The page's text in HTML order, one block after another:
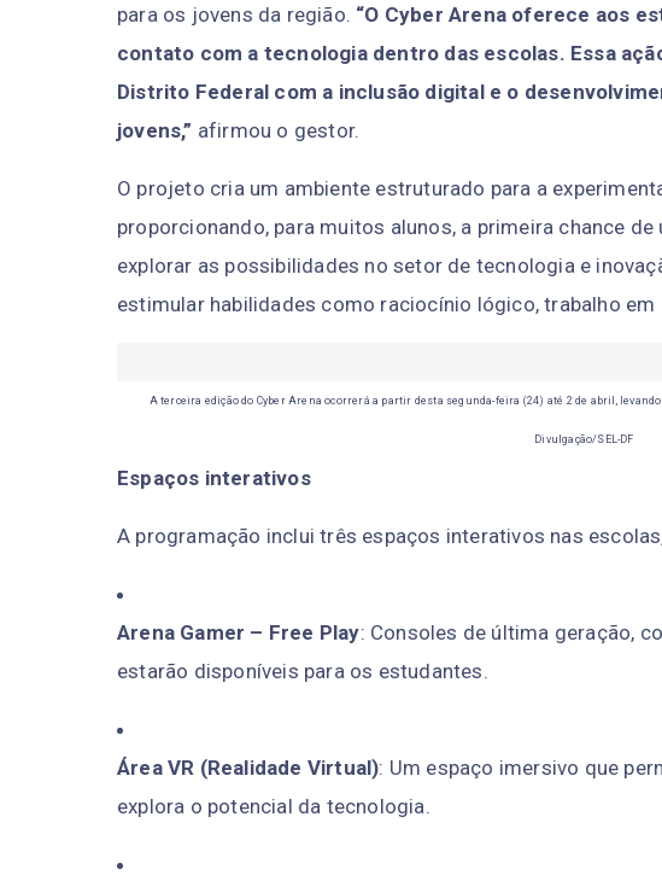
para os jovens da região. “O Cyber Arena oferece aos
contato com a tecnologia dentro das escolas. Essa
Distrito Federal com a inclusão digital e o
jovens,” afirmou o gestor.
O projeto cria um ambiente estruturado para a
proporcionando, para muitos alunos, a primeira chance
explorar as possibilidades no setor de tecnologia e
estimular habilidades como raciocínio lógico, trabalho em
A terceira edição do Cyber Arena ocorrerá a partir desta segunda-feira (24) até 2 de abril,
Divulgação/SEL-DF
Espaços interativos
A programação inclui três espaços interativos nas
Arena Gamer – Free Play: Consoles de última geração,
estarão disponíveis para os estudantes.
Área VR (Realidade Virtual): Um espaço imersivo que
explora o potencial da tecnologia.